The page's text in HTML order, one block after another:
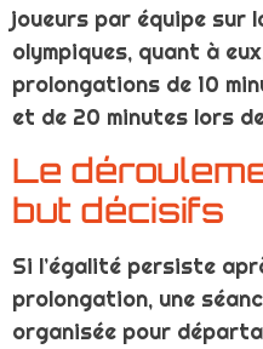
joueurs par équipe sur
olympiques, quant à
prolongations de 10
et de 20 minutes lors
Le
but décisifs
Si l’égalité persiste
prolongation, une
organisée pour